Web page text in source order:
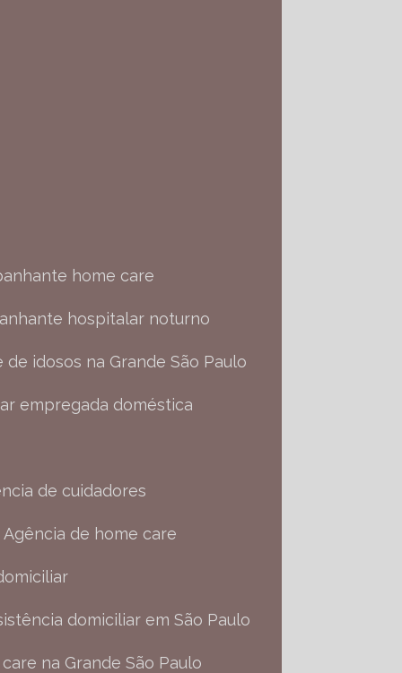
home care
hospitalar noturno
de idosos na Grande São Paulo
empregada doméstica
de cuidadores
Agência de home care
domiciliar em São Paulo
na Grande São Paulo